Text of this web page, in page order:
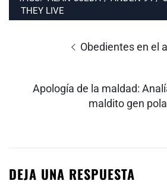
THEY LIVE
Entrada
Obedientes en el
Entrada
Apología de la maldad:
maldito gen
DEJA UNA RESPUESTA